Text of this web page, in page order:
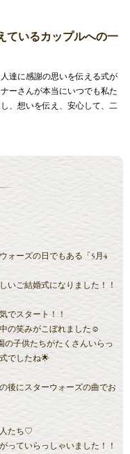
ているカップルへの一
達に感謝の思いを伝える式が
ーさんが本当にいつでも私た
、想いを伝え、安心して、二
ォーズの日でもある「5月4
いご結婚式になりました！！
でスタート！！
の笑みがこぼれました☺
の子供たちがたくさんいらっ
でしたね🌟
後にスターウォーズの曲でお
たち♡
っていらっしゃいました！！